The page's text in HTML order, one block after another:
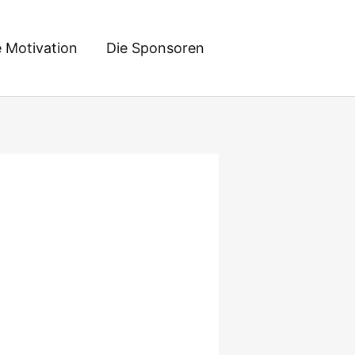
Motivation Die Sponsoren